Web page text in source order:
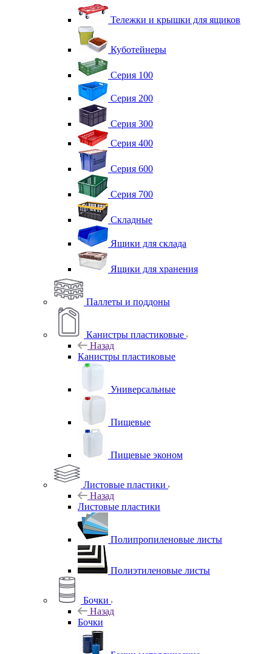
Тележки и крышки для ящиков
Куботейнеры
Серия 100
Серия 200
Серия 300
Серия 400
Серия 600
Серия 700
Складные
Ящики для склада
Ящики для хранения
Паллеты и поддоны
Канистры пластиковые
Назад
Канистры пластиковые
Универсальные
Пищевые
Пищевые эконом
Листовые пластики
Назад
Листовые пластики
Полипропиленовые листы
Полиэтиленовые листы
Бочки
Назад
Бочки